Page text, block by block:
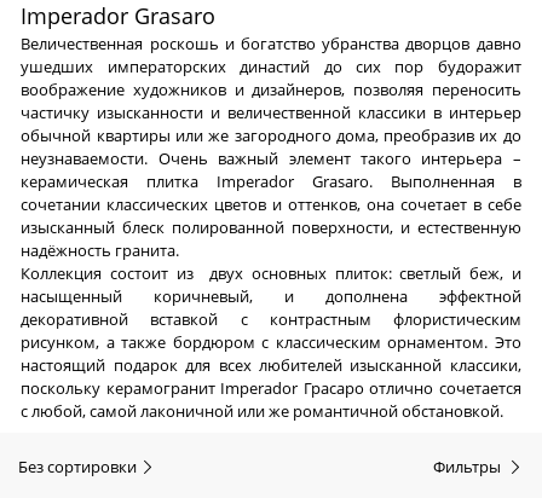
Imperador Grasaro
Величественная роскошь и богатство убранства дворцов давно
ушедших императорских династий до сих пор будоражит
воображение художников и дизайнеров, позволяя переносить
частичку изысканности и величественной классики в интерьер
обычной квартиры или же загородного дома, преобразив их до
неузнаваемости. Очень важный элемент такого интерьера –
керамическая плитка Imperador Grasaro. Выполненная в
сочетании классических цветов и оттенков, она сочетает в себе
изысканный блеск полированной поверхности, и естественную
надёжность гранита.
Коллекция состоит из двух основных плиток: светлый беж, и
насыщенный коричневый, и дополнена эффектной
декоративной вставкой с контрастным флористическим
рисунком, а также бордюром с классическим орнаментом. Это
настоящий подарок для всех любителей изысканной классики,
поскольку керамогранит Imperador Грасаро отлично сочетается
с любой, самой лаконичной или же романтичной обстановкой.
Без сортировки Фильтры